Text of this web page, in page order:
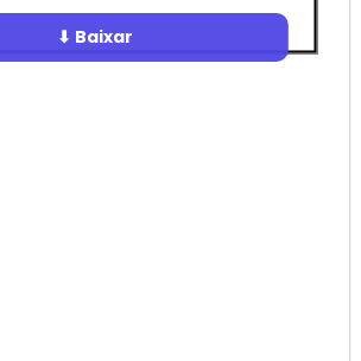
⬇ Baixar